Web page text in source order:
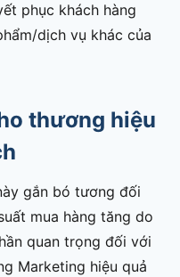
phục khách hàng
dịch vụ khác của
thương hiệu
gắn bó tương đối
mua hàng tăng do
quan trọng đối với
Marketing hiệu quả